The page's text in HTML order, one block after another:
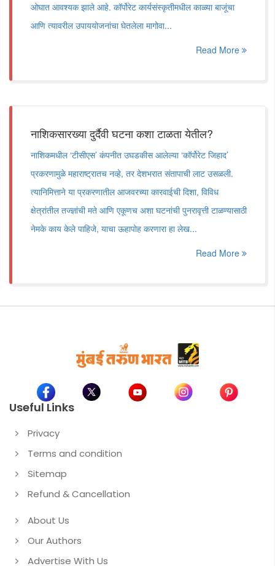
ओघात आवश्यक झाले आहे. कॉर्पोरेट कार्यसंस्कृतीमधील काळ्या बाजूंचा
आणि त्यावरील उपाययोजनांचा घेतलेला मागोवा...
Read More
नाशिकसारख्या दुर्दैवी घटना कशा टाळता येतील?
नाशिकमधील ‌‘टीसीएस‌’ कंपनीत उघडकीस आलेल्या ‌‘कॉर्पोरेट जिहाद‌’
प्रकरणामुळे महाराष्ट्रातच नव्हे, तर देशभरात संतापाची लाट उसळली.
त्यानिमित्ताने या प्रकरणातील आजवरच्या कारवाईची दिशा, विविध
क्षेत्रांतील तज्ज्ञांची मते आणि एकूणच अशा घटनांची पुनरावृत्ती टाळण्यासाठी
नेमके काय केले पाहिजे, याचा ऊहापोह करणारा हा लेख...
Read More
Useful Links
Privacy
Terms and condition
Sitemap
Refund & Cancellation
About Us
Our Authors
Advertise With Us